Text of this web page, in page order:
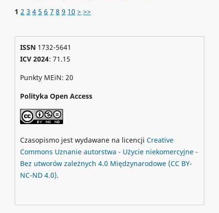
1 2 3 4 5 6 7 8 9 10 > >>
ISSN1732-5641
ICV 2024: 71.15
Punkty MEiN: 20
Polityka Open Access
Czasopismo jest wydawane na licencji Creative
Commons Uznanie autorstwa - Użycie niekomercyjne -
Bez utworów zależnych 4.0 Międzynarodowe (CC BY-
NC-ND 4.0).